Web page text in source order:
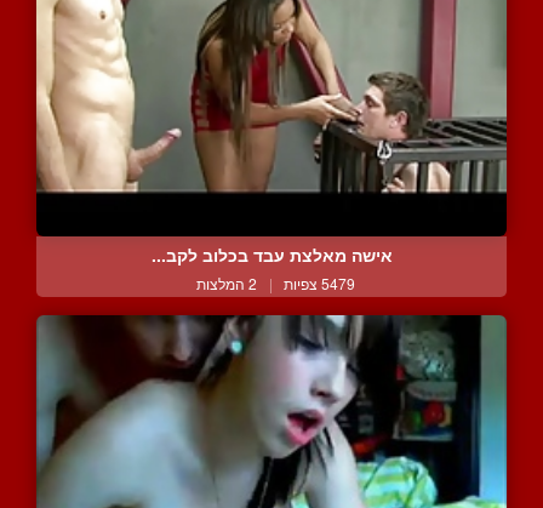
אישה מאלצת עבד בכלוב לקב...
5479 צפיות | 2 המלצות